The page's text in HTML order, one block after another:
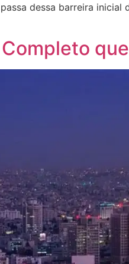
dessa barreira